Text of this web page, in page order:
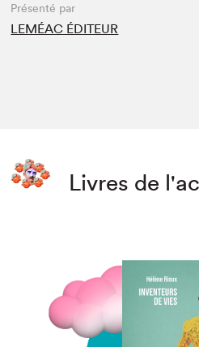
Présenté par
LEMÉAC ÉDITEUR
Livres de